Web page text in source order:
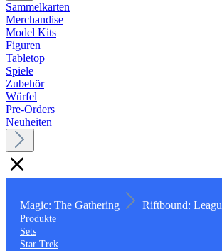
Sammelkarten
Merchandise
Model Kits
Figuren
Tabletop
Spiele
Zubehör
Würfel
Pre-Orders
Neuheiten
Magic: The Gathering Riftbound:
Produkte
Sets
Star Trek